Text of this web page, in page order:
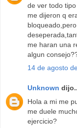
de ver todo
me dijeron q
me haran una
algun
14 de agosto
Unknown
Hola a mi me
me duele
ejercicio?